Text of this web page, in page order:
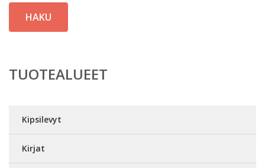
HAKU
TUOTEALUEET
Kipsilevyt
Kirjat